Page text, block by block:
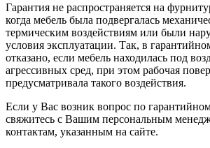
Гарантия не распространяется на
когда мебель была подвергалась
термическим воздействиям или были
условия эксплуатации. Так, в
отказано, если мебель находилась под
агрессивных сред, при этом рабочая
предусматривала такого воздействия.
Если у Вас возник вопрос по
свяжитесь с Вашим персональным
контактам, указанным на сайте.